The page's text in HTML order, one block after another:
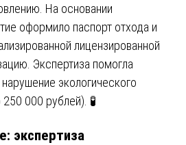
На основании
оформило паспорт отхода и
лицензированной
Экспертиза помогла
экологического
000 рублей). 🧪
экспертиза